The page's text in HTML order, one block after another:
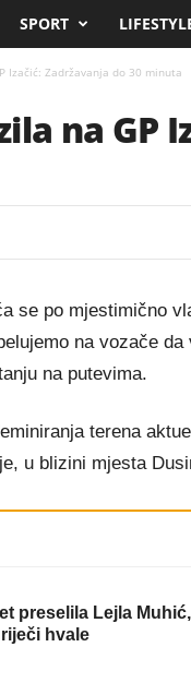
SPORT
Izačić: Zadržavanja do 30 minuta
na GP
se po mjestimično
na vozače da
na putevima.
terena
u blizini mjesta
preselila Lejla
hvale